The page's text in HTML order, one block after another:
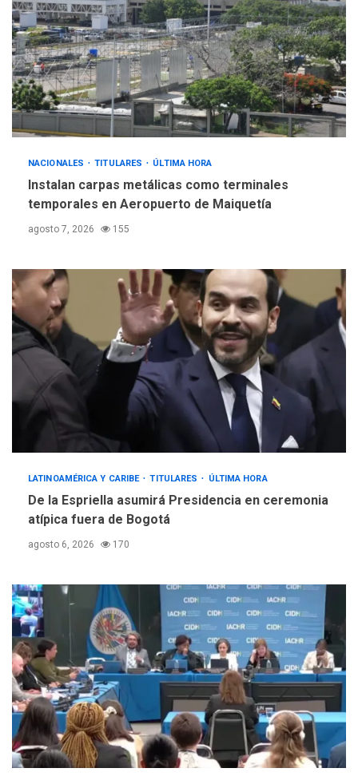
4
nueva mesa de diálogo
INTERNACIONALES ÚLTIMA HORA
Hiroshima 81 años de la
debacle atómica. Japón
debate principios no
nucleares
NACIONALES TITULARES ÚLTIMA HORA
Instalan carpas metálicas como terminales
temporales en Aeropuerto de Maiquetía
agosto 7, 2026 155
LATINOAMÉRICA Y CARIBE TITULARES ÚLTIMA HORA
De la Espriella asumirá Presidencia en ceremonia
atípica fuera de Bogotá
agosto 6, 2026 170